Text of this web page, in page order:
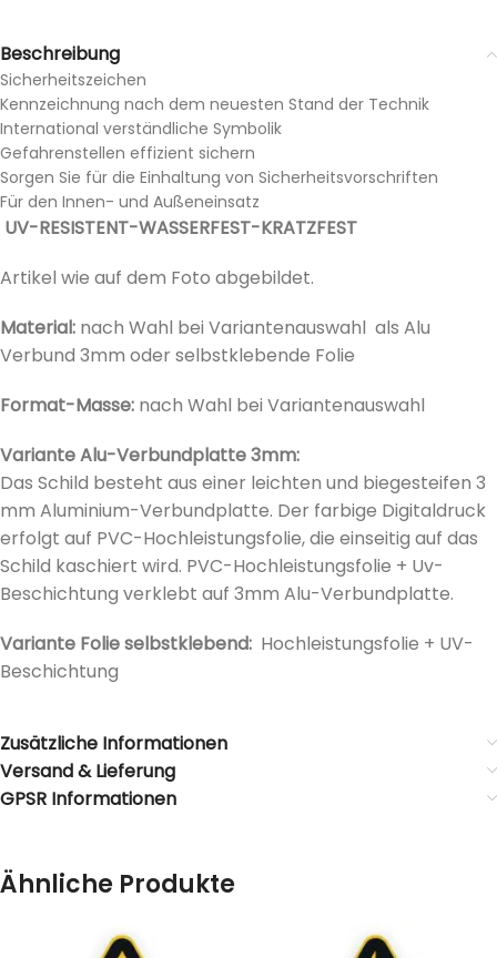
Beschreibung
Sicherheitszeichen
Kennzeichnung nach dem neuesten Stand der Technik
International verständliche Symbolik
Gefahrenstellen effizient sichern
Sorgen Sie für die Einhaltung von Sicherheitsvorschriften
Für den Innen- und Außeneinsatz
UV-RESISTENT-WASSERFEST-KRATZFEST
Artikel wie auf dem Foto abgebildet.
Material: nach Wahl bei Variantenauswahl als Alu
Verbund 3mm oder selbstklebende Folie
Format-Masse: nach Wahl bei Variantenauswahl
Variante Alu-Verbundplatte 3mm:
Das Schild besteht aus einer leichten und biegesteifen 3
mm Aluminium-Verbundplatte. Der farbige Digitaldruck
erfolgt auf PVC-Hochleistungsfolie, die einseitig auf das
Schild kaschiert wird. PVC-Hochleistungsfolie + Uv-
Beschichtung verklebt auf 3mm Alu-Verbundplatte.
Variante Folie selbstklebend: Hochleistungsfolie + UV-
Beschichtung
Zusätzliche Informationen
Versand & Lieferung
GPSR Informationen
Ähnliche Produkte